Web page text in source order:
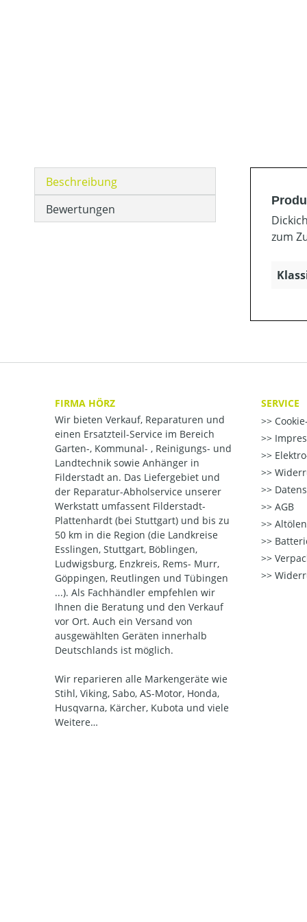
Beschreibung
Bewertungen
zum
FIRMA HÖRZ
Wir bieten Verkauf, Reparaturen und
einen Ersatzteil-Service im Bereich
Garten-, Kommunal- , Reinigungs- und
Landtechnik sowie Anhänger in
Filderstadt an. Das Liefergebiet und
der Reparatur-Abholservice unserer
Werkstatt umfassent Filderstadt-
Plattenhardt (bei Stuttgart) und bis zu
50 km in die Region (die Landkreise
Esslingen, Stuttgart, Böblingen,
Ludwigsburg, Enzkreis, Rems- Murr,
Göppingen, Reutlingen und Tübingen
...). Als Fachhändler empfehlen wir
Ihnen die Beratung und den Verkauf
vor Ort. Auch ein Versand von
ausgewählten Geräten innerhalb
Deutschlands ist möglich.
Wir reparieren alle Markengeräte wie
Stihl, Viking, Sabo, AS-Motor, Honda,
Husqvarna, Kärcher, Kubota und viele
Weitere…
SERVICE
AGB